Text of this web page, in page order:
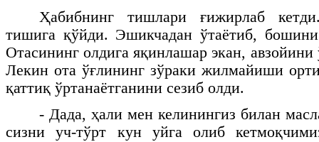
Ҳабибнинг тишлари ғижирлаб
тишига қўйди. Эшикчадан ўтаётиб,
Отасининг олдига яқинлашар экан,
Лекин ота ўғлининг зўраки жилмайиши
қаттиқ ўртанаётганини сезиб олди.
- Дада, ҳали мен келинингиз билан
сизни уч-тўрт кун уйга олиб